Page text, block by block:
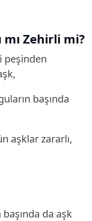
mı Zehirli mi?
peşinden
başında
aşklar zararlı,
da aşk